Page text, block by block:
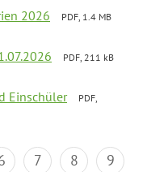
2026
PDF, 1.4 MB
PDF, 211 kB
Einschüler
PDF,
7 8
9